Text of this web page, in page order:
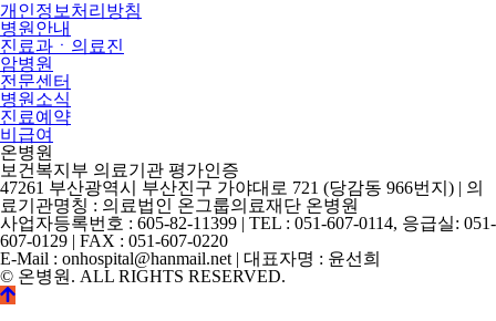
개인정보처리방침
병원안내
진료과ㆍ의료진
암병원
전문센터
병원소식
진료예약
비급여
온병원
보건복지부 의료기관 평가인증
47261 부산광역시 부산진구 가야대로 721 (당감동 966번지) | 의
료기관명칭 : 의료법인 온그룹의료재단 온병원
사업자등록번호 : 605-82-11399 | TEL : 051-607-0114, 응급실: 051-
607-0129 | FAX : 051-607-0220
E-Mail : onhospital@hanmail.net | 대표자명 : 윤선희
© 온병원. ALL RIGHTS RESERVED.
©
k2s0o2d0e0s1i0g1n.